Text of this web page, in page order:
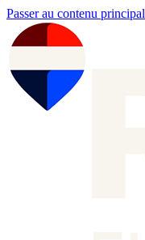
Passer au contenu principal